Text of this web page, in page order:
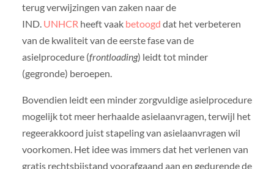
terug verwijzingen van zaken naar de
IND. UNHCR heeft vaak betoogd dat het verbeteren
van de kwaliteit van de eerste fase van de
asielprocedure (frontloading) leidt tot minder
(gegronde) beroepen.
Bovendien leidt een minder zorgvuldige asielprocedure
mogelijk tot meer herhaalde asielaanvragen, terwijl het
regeerakkoord juist stapeling van asielaanvragen wil
voorkomen. Het idee was immers dat het verlenen van
gratis rechtsbijstand voorafgaand aan en gedurende de